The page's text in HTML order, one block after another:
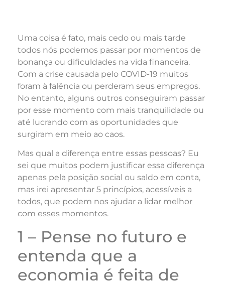
Uma coisa é fato, mais cedo ou mais tarde
todos nós podemos passar por momentos de
bonança ou dificuldades na vida financeira.
Com a crise causada pelo COVID-19 muitos
foram à falência ou perderam seus empregos.
No entanto, alguns outros conseguiram passar
por esse momento com mais tranquilidade ou
até lucrando com as oportunidades que
surgiram em meio ao caos.
Mas qual a diferença entre essas pessoas? Eu
sei que muitos podem justificar essa diferença
apenas pela posição social ou saldo em conta,
mas irei apresentar 5 princípios, acessíveis a
todos, que podem nos ajudar a lidar melhor
com esses momentos.
1 – Pense no futuro e
entenda que a
economia é feita de